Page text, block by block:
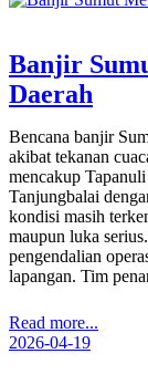
Banjir
Daerah
Bencana banjir
akibat tekanan
mencakup
Tanjungbalai
kondisi masih
maupun luka
pengendalian
lapangan. Tim
Read more...
2026-04-19